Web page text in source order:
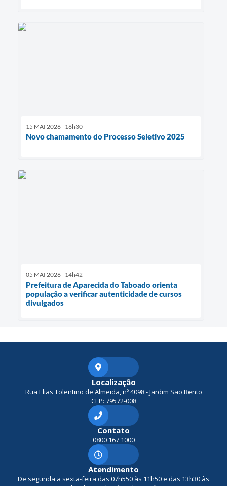
15 MAI 2026 - 16h30
Novo chamamento do Processo Seletivo 2025
05 MAI 2026 - 14h42
Prefeitura de Aparecida do Taboado orienta
população a verificar autenticidade de cursos
divulgados
Localização
Rua Elias Tolentino de Almeida, nº 4098 - Jardim São Bento
CEP: 79572-008
Contato
0800 167 1000
Atendimento
De segunda a sexta-feira das 07h550 às 11h50 e das 13h30 às